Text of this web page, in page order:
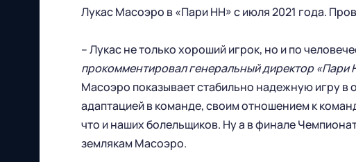
Лукас Масоэро в «Пари НН» с июля 2021 года.
– Лукас не только хороший игрок, но и по
прокомментировал генеральный директор «Пари
Масоэро показывает стабильно надежную игру
адаптацией в команде, своим отношением к
что и наших болельщиков. Ну а в финале
землякам Масоэро.